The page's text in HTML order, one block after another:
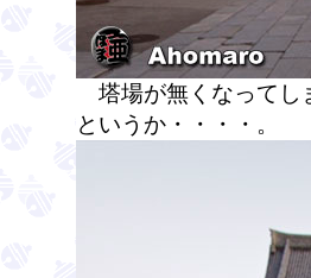
塔場が無くなってし
というか・・・・。